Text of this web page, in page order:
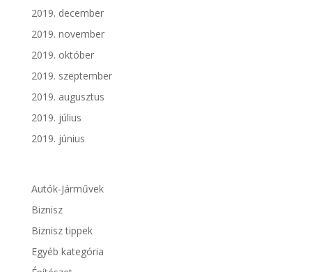
2019. december
2019. november
2019. október
2019. szeptember
2019. augusztus
2019. július
2019. június
Autók-Járművek
Biznisz
Biznisz tippek
Egyéb kategória